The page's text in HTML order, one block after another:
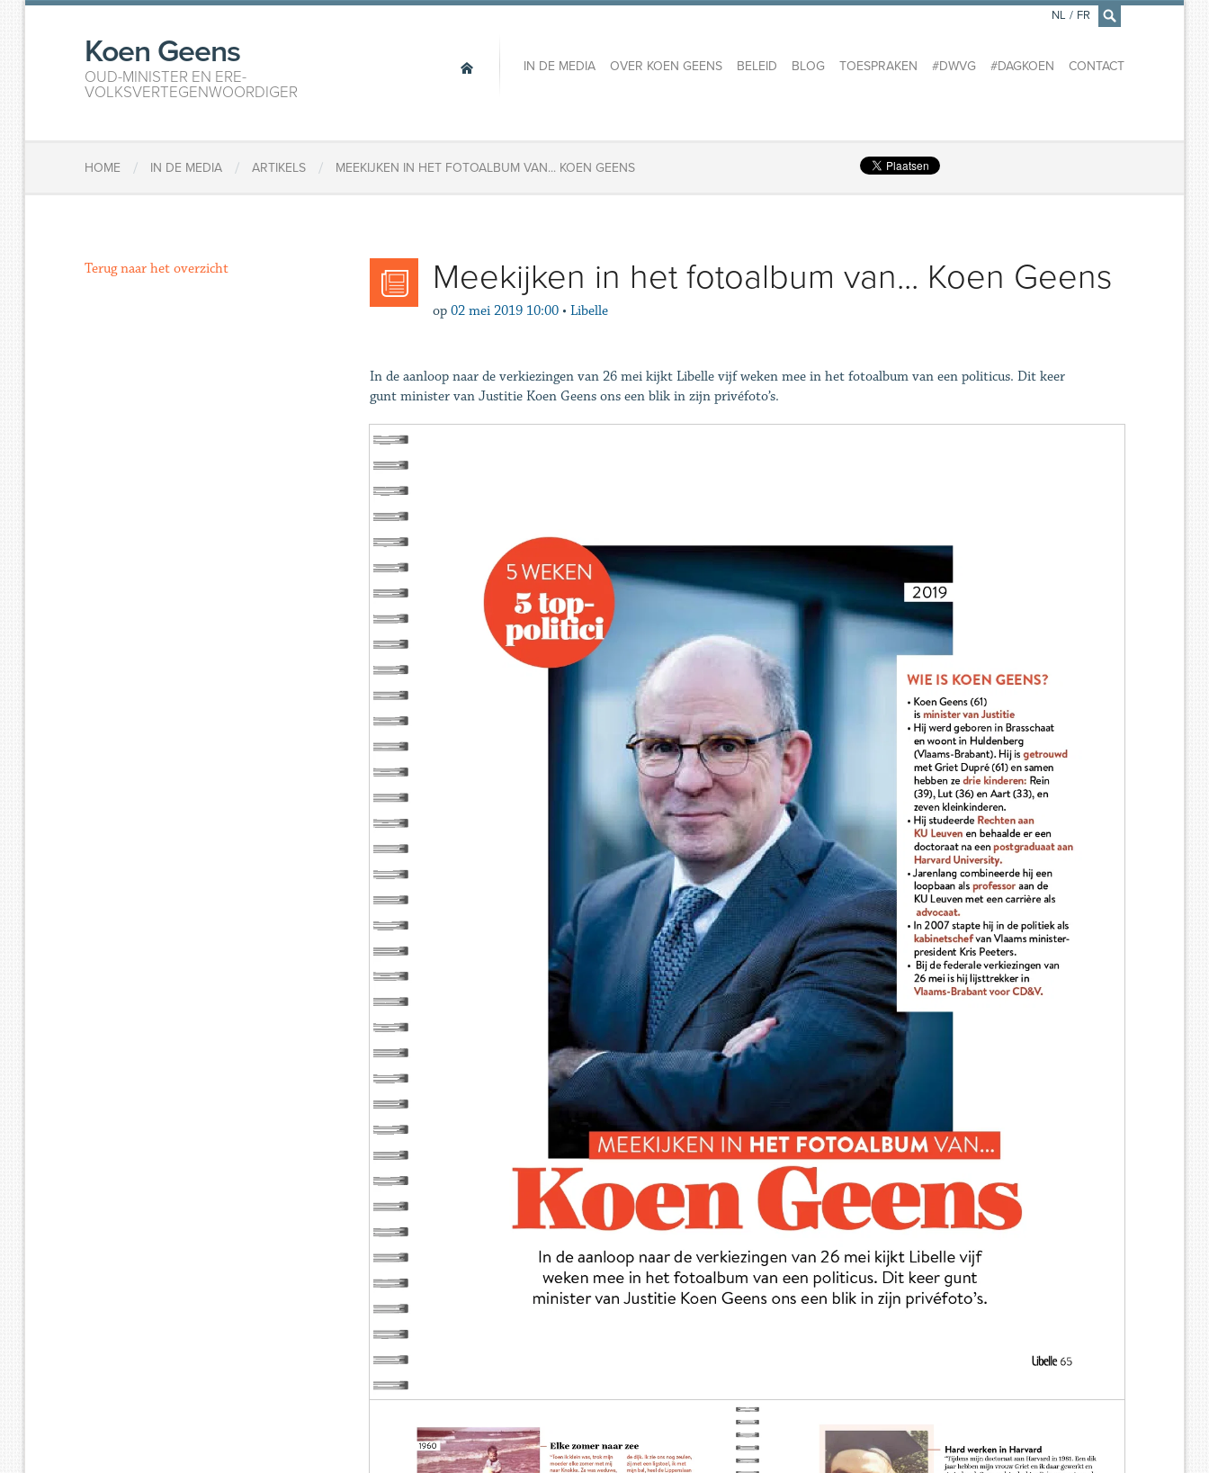
×
Koen Geens
OUD-MINISTER EN ERE-
VOLKSVERTEGENWOORDIGER
IN DE MEDIA OVER KOEN GEENS BELEID BLOG TOESPRAKEN #DWVG #DAGKOEN CONTACT
NL / FR
HOME / IN DE MEDIA / ARTIKELS / MEEKIJKEN IN HET FOTOALBUM VAN... KOEN GEENS
Meekijken in het fotoalbum van... Koen Geens
op 02 mei 2019 10:00 • Libelle
In de aanloop naar de verkiezingen van 26 mei kijkt Libelle vijf weken mee in het fotoalbum van een politicus. Dit keer
gunt minister van Justitie Koen Geens ons een blik in zijn privéfoto’s.
Terug naar het overzicht